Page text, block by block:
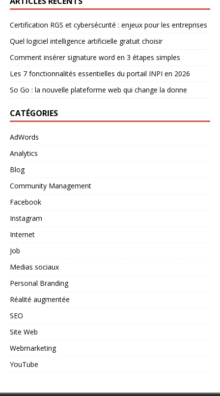
Certification RGS et cybersécurité : enjeux pour les entreprises
Quel logiciel intelligence artificielle gratuit choisir
Comment insérer signature word en 3 étapes simples
Les 7 fonctionnalités essentielles du portail INPI en 2026
So Go : la nouvelle plateforme web qui change la donne
CATÉGORIES
AdWords
Analytics
Blog
Community Management
Facebook
Instagram
Internet
Job
Medias sociaux
Personal Branding
Réalité augmentée
SEO
Site Web
Webmarketing
YouTube